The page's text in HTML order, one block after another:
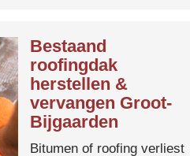
Bestaand
roofingdak
herstellen &
vervangen Groot-
Bijgaarden
Bitumen of roofing verliest